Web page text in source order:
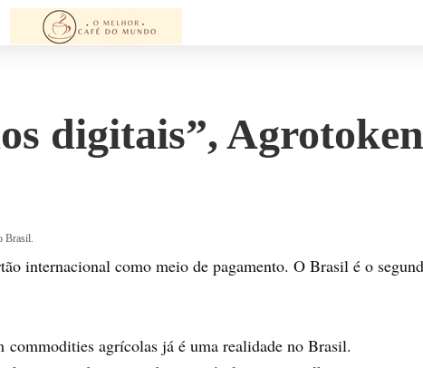
digitais”,
Brasil.
internacional como meio de pagamento. O Brasil é o
commodities agrícolas já é uma realidade no Brasil.